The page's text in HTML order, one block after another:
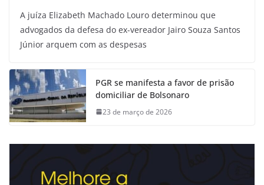
A juíza Elizabeth Machado Louro determinou que
advogados da defesa do ex-vereador Jairo Souza Santos
Júnior arquem com as despesas
PGR se manifesta a favor de prisão
domiciliar de Bolsonaro
23 de março de 2026